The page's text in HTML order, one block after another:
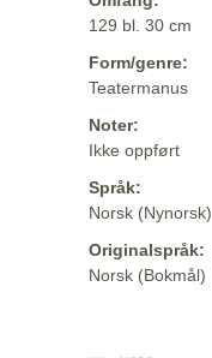
129 bl. 30 cm
Form/genre:
Teatermanus
Noter:
Ikke oppført
Språk:
Norsk (Nynorsk)
Originalspråk:
Norsk (Bokmål)